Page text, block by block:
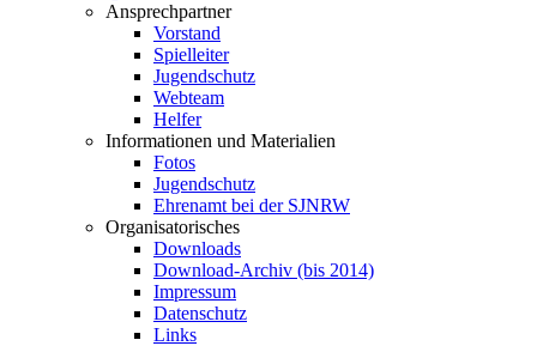
Ansprechpartner
Vorstand
Spielleiter
Jugendschutz
Webteam
Helfer
Informationen und Materialien
Fotos
Jugendschutz
Ehrenamt bei der SJNRW
Organisatorisches
Downloads
Download-Archiv (bis 2014)
Impressum
Datenschutz
Links